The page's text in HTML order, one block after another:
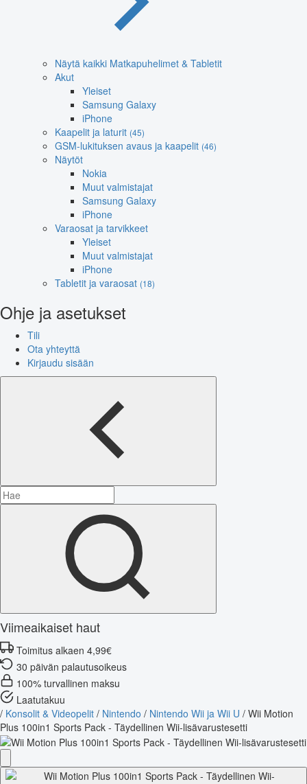
Näytä kaikki Matkapuhelimet & Tabletit
Akut
Yleiset
Samsung Galaxy
iPhone
Kaapelit ja laturit (45)
GSM-lukituksen avaus ja kaapelit (46)
Näytöt
Nokia
Muut valmistajat
Samsung Galaxy
iPhone
Varaosat ja tarvikkeet
Yleiset
Muut valmistajat
iPhone
Tabletit ja varaosat (18)
Ohje ja asetukset
Tili
Ota yhteyttä
Kirjaudu sisään
Viimeaikaiset haut
Toimitus alkaen 4,99€
30 päivän palautusoikeus
100% turvallinen maksu
Laatutakuu
/ Konsolit & Videopelit / Nintendo / Nintendo Wii ja Wii U / Wii Motion
Plus 100in1 Sports Pack - Täydellinen Wii-lisävarustesetti